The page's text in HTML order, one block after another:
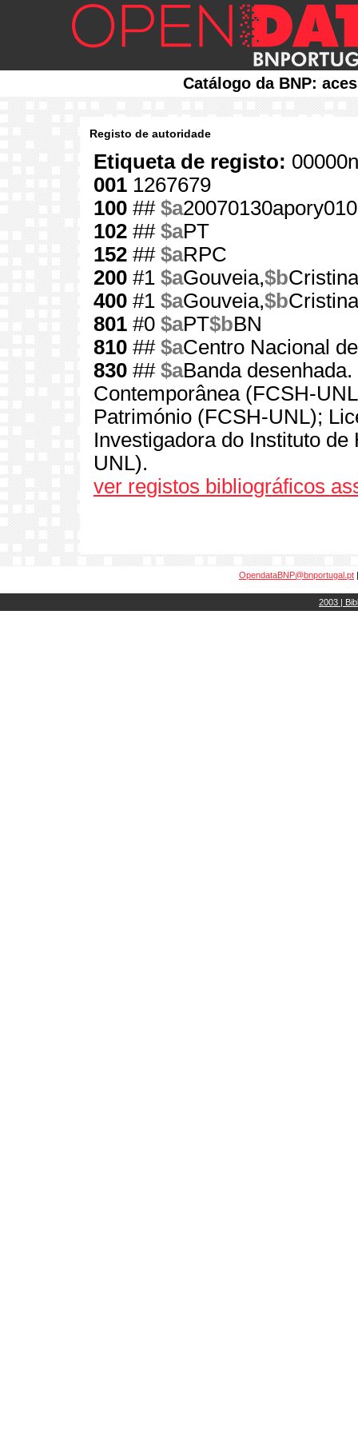
Catálogo da BNP:
Registo de autoridade
Etiqueta de registo:
001 1267679
100 ## $a
102 ## $aPT
152 ## $aRPC
200 #1 $aGouveia,$b
400 #1 $aGouveia,$b
801 #0 $aPT$bBN
810 ## $aCentro Nacional
830 ## $aBanda
Contemporânea (FCSH-
Património (FCSH-UNL);
Investigadora do Instituto
UNL).
ver registos bibliográficos
OpendataBNP@bnportugal.pt
2003 |